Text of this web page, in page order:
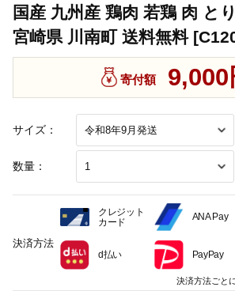
国産 九州産 鶏肉 若鶏 肉 と
宮崎県 川南町 送料無料
サイズ：
数量：
寄付額 9,000
決済方法
クレジット
カード
ANA Pay
d払い PayPay
決済方法ごと